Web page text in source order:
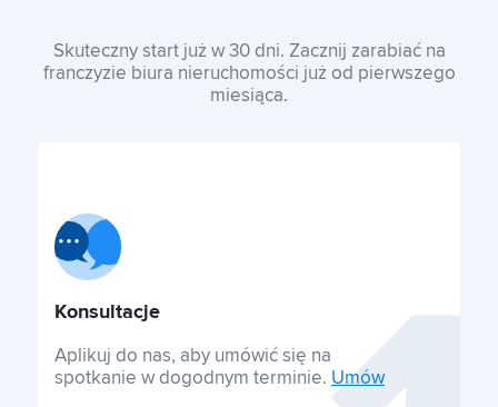
Skuteczny start już w 30 dni. Zacznij zarabiać na
franczyzie biura nieruchomości już od pierwszego
miesiąca.
Konsultacje
Aplikuj do nas, aby umówić się na
spotkanie w dogodnym terminie. Umów